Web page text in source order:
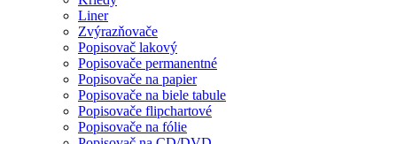
Liner
Zvýrazňovače
Popisovač lakový
Popisovače permanentné
Popisovače na papier
Popisovače na biele tabule
Popisovače flipchartové
Popisovače na fólie